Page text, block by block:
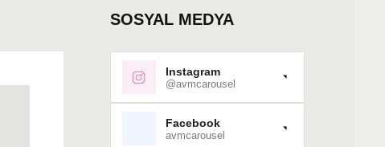
SOSYAL MEDYA
Instagram
@avmcarousel
Facebook
avmcarousel